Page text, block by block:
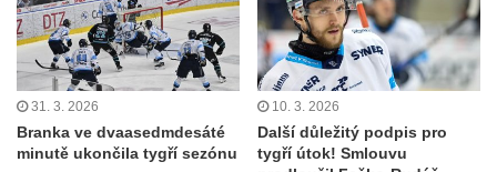
31. 3. 2026
Branka ve dvaasedmdesáté
minutě ukončila tygří sezónu
10. 3. 2026
Další důležitý podpis pro
tygří útok! Smlouvu